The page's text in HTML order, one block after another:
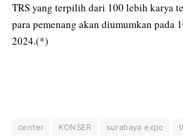
TRS yang terpilih dari 100 lebih karya
para pemenang akan diumumkan pada
2024.(*)
center KONSER surabaya expo